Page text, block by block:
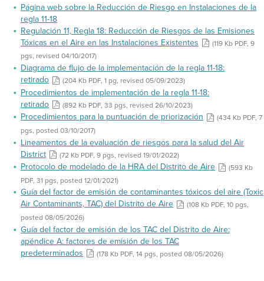
Página web sobre la Reducción de Riesgo en Instalaciones de la
regla 11-18
Regulación 11, Regla 18: Reducción de Riesgos de las Emisiones
Tóxicas en el Aire en las Instalaciones Existentes
(119 Kb PDF, 9
pgs, revised 04/10/2017)
Diagrama de flujo de la implementación de la regla 11-18:
retirado
(204 Kb PDF, 1 pg, revised 05/09/2023)
Procedimientos de implementación de la regla 11-18:
retirado
(892 Kb PDF, 33 pgs, revised 26/10/2023)
Procedimientos para la puntuación de priorización
(434 Kb PDF, 7
pgs, posted 03/10/2017)
Lineamentos de la evaluación de riesgos para la salud del Air
District
(72 Kb PDF, 9 pgs, revised 19/01/2022)
Protocolo de modelado de la HRA del Distrito de Aire
(593 Kb
PDF, 31 pgs, posted 12/01/2021)
Guía del factor de emisión de contaminantes tóxicos del aire (Toxic
Air Contaminants, TAC) del Distrito de Aire
(108 Kb PDF, 10 pgs,
posted 08/05/2026)
Guía del factor de emisión de los TAC del Distrito de Aire:
apéndice A: factores de emisión de los TAC
predeterminados
(178 Kb PDF, 14 pgs, posted 08/05/2026)